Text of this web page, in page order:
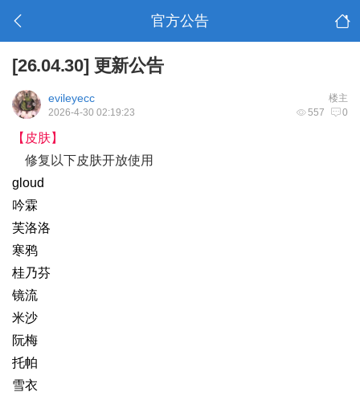
官方公告
[26.04.30] 更新公告
楼主
evileyecc
557 0
2026-4-30 02:19:23
【皮肤】
修复以下皮肤开放使用
gloud
吟霖
芙洛洛
寒鸦
桂乃芬
镜流
米沙
阮梅
托帕
雪衣